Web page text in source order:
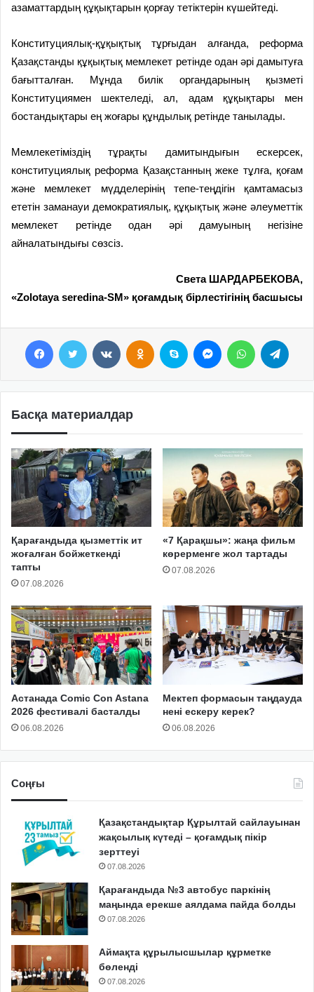
азаматтардың құқықтарын қорғау тетіктерін күшейтеді.
Конституциялық-құқықтық тұрғыдан алғанда, реформа
Қазақстанды құқықтық мемлекет ретінде одан әрі дамытуға
бағытталған. Мұнда билік органдарының қызметі
Конституциямен шектеледі, ал, адам құқықтары мен
бостандықтары ең жоғары құндылық ретінде танылады.
Мемлекетіміздің тұрақты дамитындығын ескерсек,
конституциялық реформа Қазақстанның жеке тұлға, қоғам
және мемлекет мүдделерінің тепе-теңдігін қамтамасыз
ететін заманауи демократия­лық, құқықтық және әлеуметтік
мемлекет ретінде одан әрі дамуының негізіне
айналатындығы сөзсіз.
Света ШАРДАРБЕКОВА,
«Zolotaya seredina-SM» қоғамдық бірлестігінің басшысы
Басқа материалдар
Қарағандыда қызметтік ит
жоғалған бойжеткенді
тапты
07.08.2026
«7 Қарақшы»: жаңа фильм
көрерменге жол тартады
07.08.2026
Астанада Comic Con Astana
2026 фестивалі басталды
06.08.2026
Мектеп формасын таңдауда
нені ескеру керек?
06.08.2026
Соңғы
Қазақстандықтар Құрылтай сайлауынан
жақсылық күтеді – қоғамдық пікір
зерттеуі
07.08.2026
Қарағандыда №3 автобус паркінің
маңында ерекше аялдама пайда болды
07.08.2026
Аймақта құрылысшылар құрметке
бөленді
07.08.2026